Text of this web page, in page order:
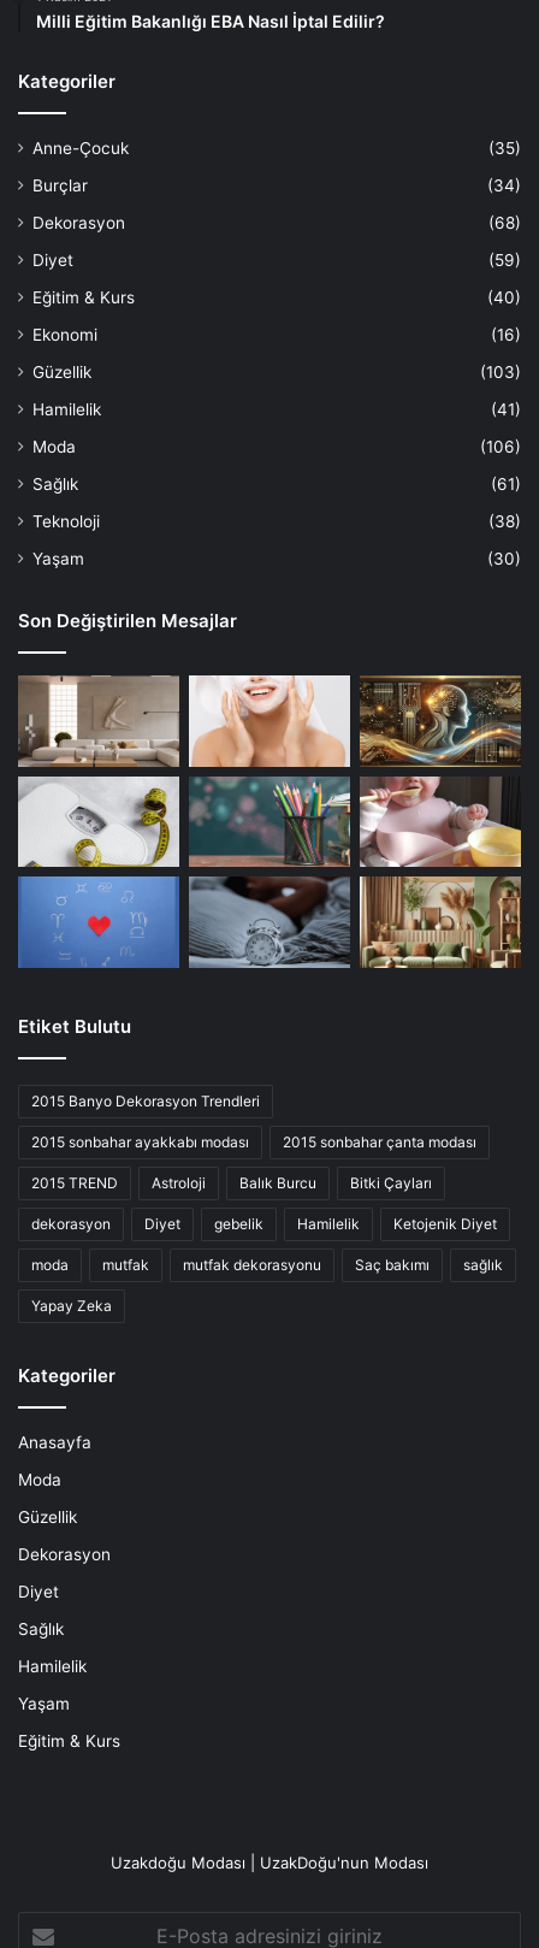
Milli Eğitim Bakanlığı EBA Nasıl İptal Edilir?
Kategoriler
Anne-Çocuk
(35)
Burçlar
(34)
Dekorasyon
(68)
Diyet
(59)
Eğitim & Kurs
(40)
Ekonomi
(16)
Güzellik
(103)
Hamilelik
(41)
Moda
(106)
Sağlık
(61)
Teknoloji
(38)
Yaşam
(30)
Son Değiştirilen Mesajlar
Etiket Bulutu
2015 Banyo Dekorasyon Trendleri
2015 sonbahar ayakkabı modası 2015 sonbahar çanta modası
2015 TREND Astroloji Balık Burcu Bitki Çayları
dekorasyon Diyet gebelik Hamilelik Ketojenik Diyet
moda mutfak mutfak dekorasyonu Saç bakımı sağlık
Yapay Zeka
Kategoriler
Anasayfa
Moda
Güzellik
Dekorasyon
Diyet
Sağlık
Hamilelik
Yaşam
Eğitim & Kurs
Uzakdoğu Modası | UzakDoğu'nun Modası